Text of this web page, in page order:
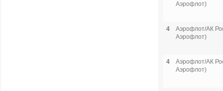
Аэрофлот)
4
Аэрофлот/АК
Аэрофлот)
4
Аэрофлот/АК
Аэрофлот)